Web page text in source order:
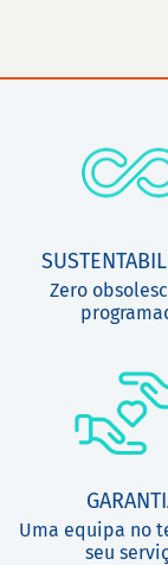
Zero
Uma equipa no
seu